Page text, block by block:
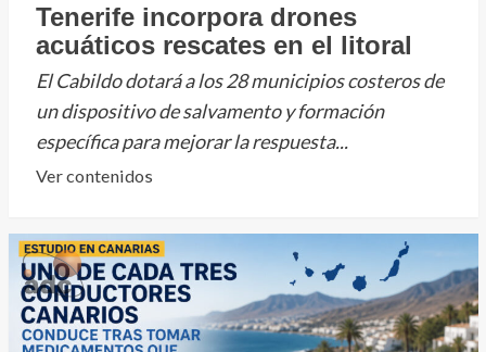
Tenerife incorpora drones
acuáticos rescates en el litoral
El Cabildo dotará a los 28 municipios costeros de
un dispositivo de salvamento y formación
específica para mejorar la respuesta...
Ver contenidosLeer
sobre
Tenerife
incorpora
drones
acuáticos